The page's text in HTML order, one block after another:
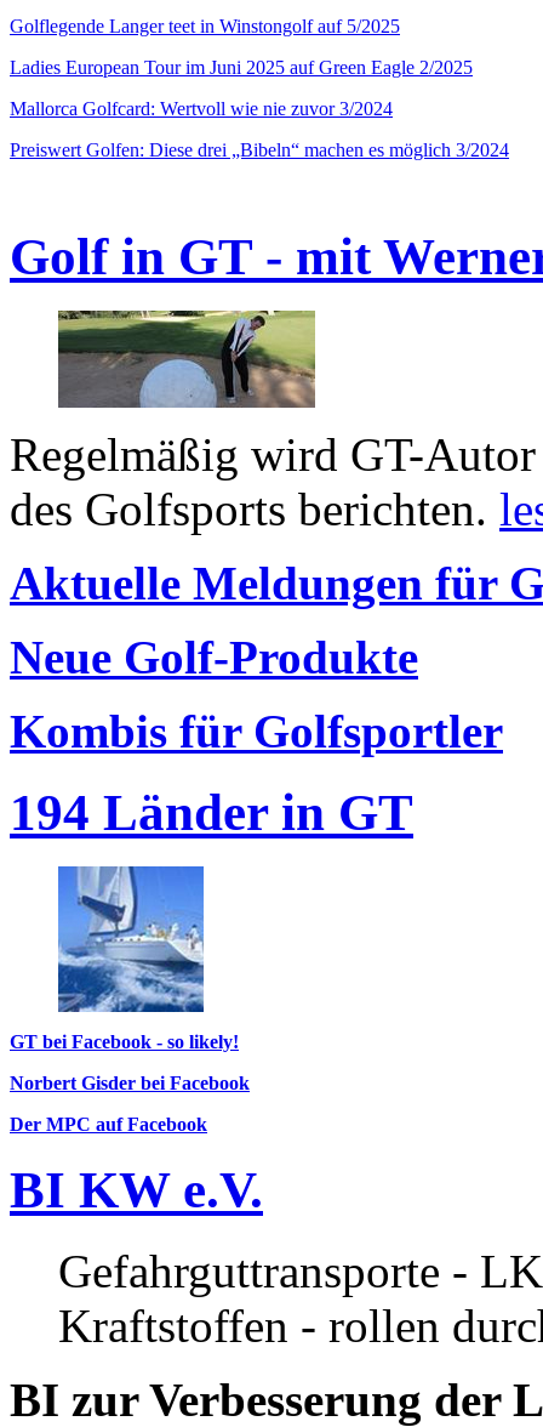
Golflegende Langer teet in Winstongolf auf 5/2025
Ladies European Tour im Juni 2025 auf Green Eagle 2/2025
Mallorca Golfcard: Wertvoll wie nie zuvor 3/2024
Preiswert Golfen: Diese drei „Bibeln“ machen es möglich 3/2024
Golf in GT - mit
Regelmäßig wird GT-
des Golfsports berichten.
Aktuelle Meldungen für
Neue Golf-Produkte
Kombis für Golfsportler
194 Länder in GT
GT bei Facebook - so likely!
Norbert Gisder bei Facebook
Der MPC auf Facebook
BI KW e.V.
Gefahrguttransporte -
Kraftstoffen - rollen
BI zur Verbesserung der